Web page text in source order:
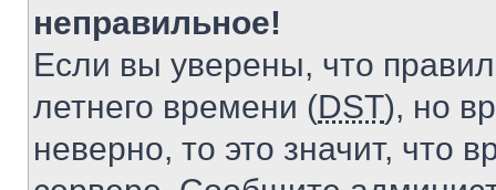
неправильное!
Если вы уверены, что
летнего времени (DST), но
неверно, то это значит, что